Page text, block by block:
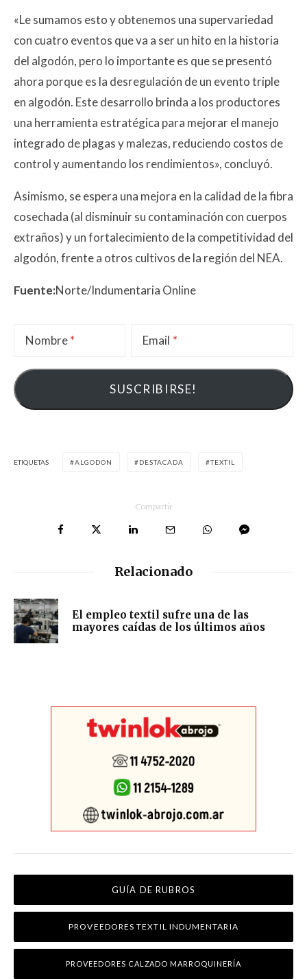
«Le sumamos esto y obtenemos una supervariedad
con cuatro eventos que va a ser un hito en la historia
del algodón, pero lo importante es que se presentó
ahora porque es la desregulación de un evento triple
en algodón. Este desarrollo brinda a los productores
una herramienta estratégica para mejorar el manejo
integrado de plagas y malezas, reduciendo costos de
control y aumentando los rendimientos», concluyó.
Asimismo, se espera una mejora en la calidad de la fibra
cosechada (al disminuir su contaminación con cuerpos
extraños) y un fortalecimiento de la competitividad del
algodón, frente a otros cultivos de la región del NEA.
Fuente:Norte/Indumentaria Online
Nombre Email
ETIQUETAS ALGODON DESTACADA TEXTIL
Compartir
Relacionado
El empleo textil sufre una de las
mayores caídas de los últimos años
GUÍA DE RUBROS
PROVEEDORES TEXTIL INDUMENTARIA
PROVEEDORES CALZADO MARROQUINERÍA